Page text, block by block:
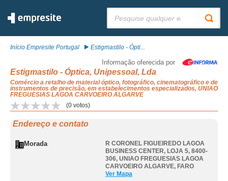
Início Empresite Portugal Estigmastilo - Ópti...
Informação oferecida por
Estigmastilo - Óptica, Unipessoal, Lda
Comércio a retalho de material óptico, fotográfico, cinematográfico e de
instrumentos de precisão, em estabelecimentos especializados, UNIAO
FREGUESIAS LAGOA CARVOEIRO ALGARVE
(0 votos)
Endereço e contato
Morada
R CORONEL FIGUEIREDO LAGOA
BUSINESS CENTER, LOJA 5, 8400-
306, UNIAO FREGUESIAS LAGOA
CARVOEIRO ALGARVE, FARO
Ver Mapa